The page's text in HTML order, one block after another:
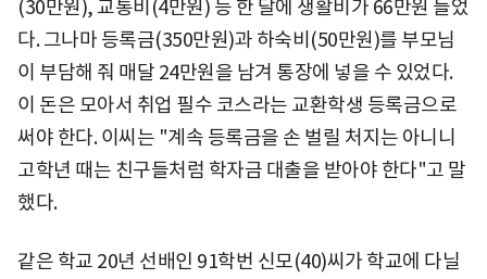
(30만원), 교통비(4만원) 등 한 달에 생활비가 66만원 들었
다. 그나마 등록금(350만원)과 하숙비(50만원)를 부모님
이 부담해 줘 매달 24만원을 남겨 통장에 넣을 수 있었다.
이 돈은 모아서 취업 필수 코스라는 교환학생 등록금으로
써야 한다. 이씨는 "계속 등록금을 손 벌릴 처지는 아니니
고학년 때는 친구들처럼 학자금 대출을 받아야 한다"고 말
했다.
같은 학교 20년 선배인 91학번 신모(40)씨가 학교에 다닐